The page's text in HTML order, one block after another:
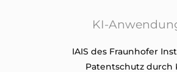
KI-
IAIS des Fraunhofer
Patentschutz durch